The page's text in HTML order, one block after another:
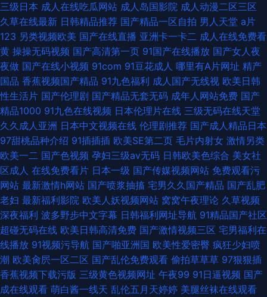
三级日本 成人在线吃瓜网站 成人岛国影院 成人动漫二区三区
久草在线最新 日韩精品推荐 国产精品一区自拍 男人天堂 a片
123 另类视频欧美 国产在线直播 亚洲卡一卡二 成人在线免费看
黄 操操无码视频 国产高清第一页 91国产在线播放 国产女人夜
夜做 国产在线小视频 91com 91豆花成人 哪里有A片网址 精产
国品 香蕉视频国产精品 91九色福利 成人国产无线视 欧美日韩
性生活片 国产伦理剧 国产精品无套无码 成年人网站免费 国产
精品1000 91九色在线视频 日本伦理片在线 三级无码在线天堂
久久成人亚洲 日本中文视频在线 伦理剧推荐 国产成人精品日本
97甜桃品种介绍 91插插插 欧美SE第二页 毛片内射女 激情另类
欧美一二 国产色视频 孕妇三级av无码 日韩欧美色综合 美女社
区成人 在线免费看片 日本一级 国产传媒视频网站 免费观看污
网站 最新激情h网站 国产喷浆抽搐 宅男久久国产精品 国产乱肥
老妇 最新福利影院 欧美人妖视频网站 窝窝午夜理论 久草视频
深夜福利 波多野步中文字幕 日韩福利网址导航 91精品国产社区
超碰无码在线 欧美日韩高清免费 国产激情视频三区 宅男福利在
线播放 91视频污导航 国产啪亚洲国 欧美性爱密臀 疯狂少妇喷
潮 欧美肏屄一区二区 国产乱伦免费观看 偷拍草草草 97狠狠插
香蕉视频下载污版 三级黄色视频网址 午夜99 91日逼视频 国产
成在线观看 萌白酱一线天 乱伦五月天婷婷 美腿丝袜在线观看